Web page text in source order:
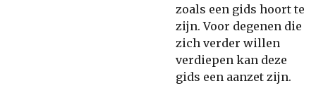
zoals een gids hoort te
zijn. Voor degenen die
zich verder willen
verdiepen kan deze
gids een aanzet zijn.